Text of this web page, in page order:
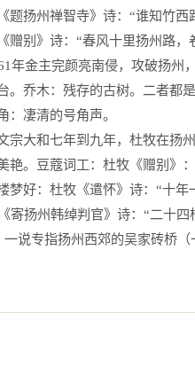
州禅智寺》诗：“谁知竹西
别》诗：“春风十里扬州路，
主完颜亮南侵，攻破扬州，
乔木：残存的古树。二者都
凄清的号角声。
和七年到九年，杜牧在扬州
。豆蔻词工：杜牧《赠别》
好：杜牧《遣怀》诗：“十年
州韩绰判官》诗：“二十四
一说专指扬州西郊的吴家砖桥